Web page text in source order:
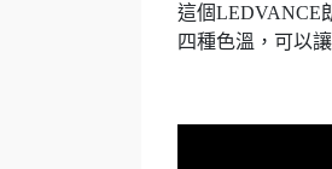
這個LEDVANCE
四種色溫，可以